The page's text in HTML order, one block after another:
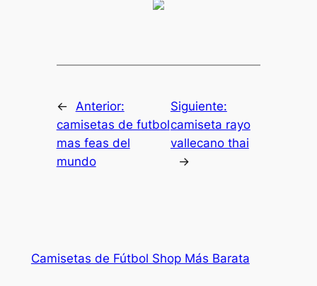
← Anterior:
camisetas de futbol
mas feas del
mundo
Siguiente:
camiseta rayo
vallecano thai
→
Camisetas de Fútbol Shop Más Barata